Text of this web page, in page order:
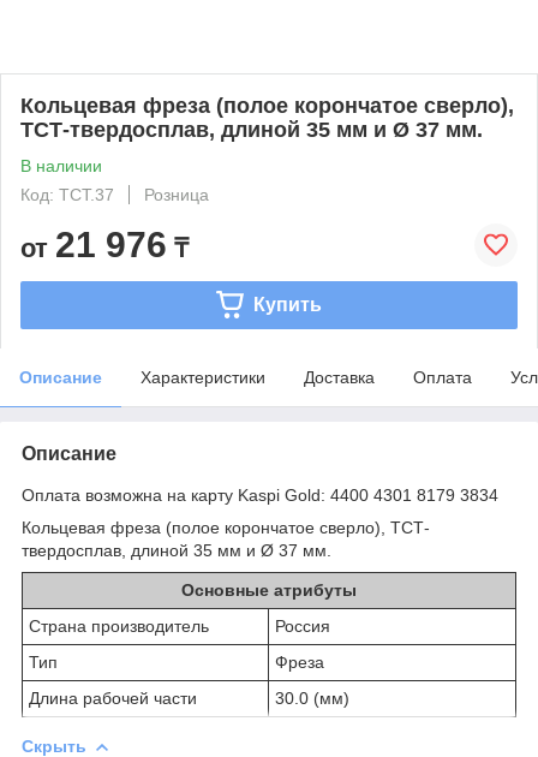
Кольцевая фреза (полое корончатое сверло),
ТСТ-твердосплав, длиной 35 мм и Ø 37 мм.
В наличии
Код: TCT.37
Розница
от 21 976 ₸
Купить
Описание Характеристики Доставка Оплата
Описание
Оплата возможна на карту Kaspi Gold: 4400 4301 8179 3834
Кольцевая фреза (полое корончатое сверло), ТСТ-
твердосплав, длиной 35 мм и Ø 37 мм.
Основные атрибуты
Страна производитель
Россия
Тип
Фреза
Длина рабочей части
30.0 (мм)
Скрыть